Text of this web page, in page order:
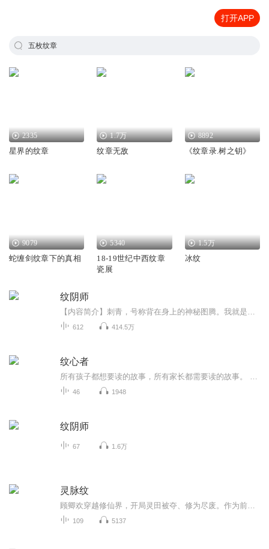
打开APP
五枚纹章
2335
星界的纹章
1.7万
纹章无敌
8892
《纹章录.树之钥》
9079
蛇缠剑纹章下的真相
5340
18-19世纪中西纹章
瓷展
1.5万
冰纹
纹阴师
612 414.5万
纹心者
46 1948
纹阴师
67 1.6万
灵脉纹
109 5137